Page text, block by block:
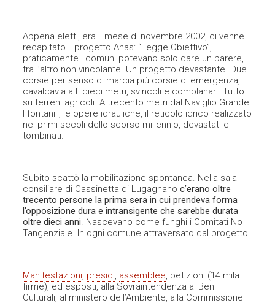
Appena eletti, era il mese di novembre 2002, ci venne
recapitato il progetto Anas: “Legge Obiettivo”,
praticamente i comuni potevano solo dare un parere,
tra l’altro non vincolante. Un progetto devastante. Due
corsie per senso di marcia più corsie di emergenza,
cavalcavia alti dieci metri, svincoli e complanari. Tutto
su terreni agricoli. A trecento metri dal Naviglio Grande.
I fontanili, le opere idrauliche, il reticolo idrico realizzato
nei primi secoli dello scorso millennio, devastati e
tombinati.
Subito scattò la mobilitazione spontanea. Nella sala
consiliare di Cassinetta di Lugagnanoc’erano oltre
trecento persone la prima sera in cui prendeva forma
l’opposizione dura e intransigente che sarebbe durata
oltre dieci anni. Nascevano come funghi i Comitati No
Tangenziale. In ogni comune attraversato dal progetto.
Manifestazioni, presidi, assemblee, petizioni (14 mila
firme), ed esposti, alla Sovraintendenza ai Beni
Culturali, al ministero dell’Ambiente, alla Commissione